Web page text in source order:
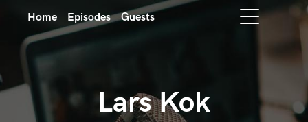
Home Episodes Guests
Lars Kok